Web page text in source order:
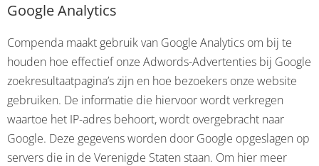
Google Analytics
Compenda maakt gebruik van Google Analytics om bij te
houden hoe effectief onze Adwords-Advertenties bij Google
zoekresultaatpagina’s zijn en hoe bezoekers onze website
gebruiken. De informatie die hiervoor wordt verkregen
waartoe het IP-adres behoort, wordt overgebracht naar
Google. Deze gegevens worden door Google opgeslagen op
servers die in de Verenigde Staten staan. Om hier meer